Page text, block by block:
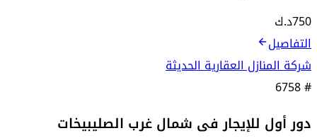
750د.ك
التفاصيل
شركة المنازل العقارية الحديثة
6758#
دور أول للإيجار فى شمال غرب الصليبيخات